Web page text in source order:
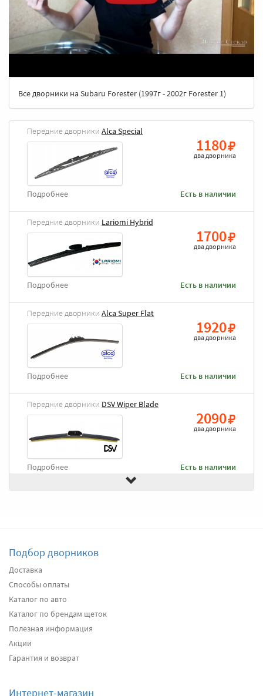
Все дворники на Subaru Forester (1997г - 2002г Forester 1)
Передние дворники Alca Special
1180
два дворника
Есть в наличии
Подробнее
Передние дворники Lariomi Hybrid
1700
два дворника
Есть в наличии
Подробнее
Передние дворники Alca Super Flat
1920
два дворника
Есть в наличии
Подробнее
Передние дворники DSV Wiper Blade
2090
два дворника
Есть в наличии
Подробнее
Подробнее
Передние дворники
Подробнее
Подбор дворников
Доставка
Способы оплаты
Каталог по авто
Каталог по брендам щеток
Полезная информация
Акции
Гарантия и возврат
Интернет-магазин